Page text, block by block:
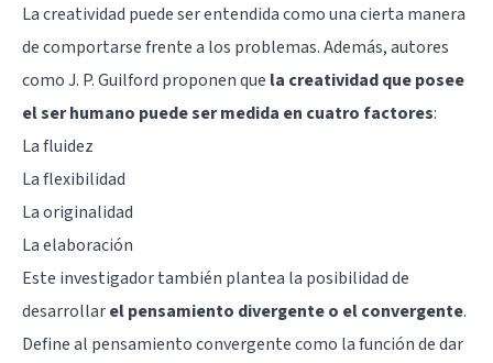
La creatividad puede ser entendida como una cierta manera
de comportarse frente a los problemas. Además, autores
como J. P. Guilford proponen que la creatividad que posee
el ser humano puede ser medida en cuatro factores:
La fluidez
La flexibilidad
La originalidad
La elaboración
Este investigador también plantea la posibilidad de
desarrollarel pensamiento divergente o el convergente.
Define al pensamiento convergente como la función de dar